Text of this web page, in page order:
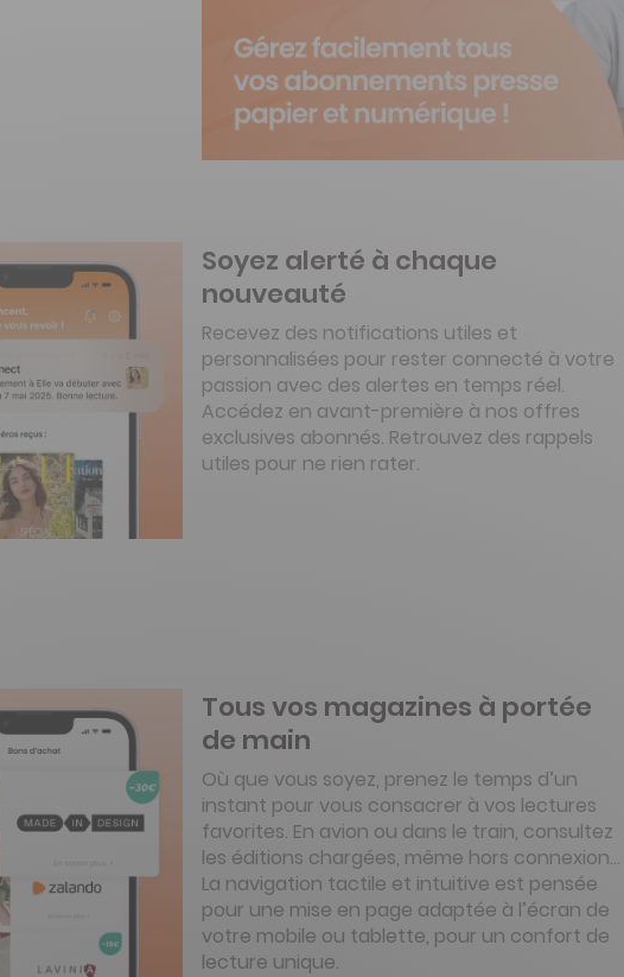
Soyez alerté à chaque
nouveauté
Recevez des notifications utiles et
personnalisées pour rester connecté à votre
passion avec des alertes en temps réel.
Accédez en avant-première à nos offres
exclusives abonnés. Retrouvez des rappels
utiles pour ne rien rater.
Tous vos magazines à portée
de main
Où que vous soyez, prenez le temps d’un
instant pour vous consacrer à vos lectures
favorites. En avion ou dans le train, consultez
les éditions chargées, même hors connexion…
La navigation tactile et intuitive est pensée
pour une mise en page adaptée à l’écran de
votre mobile ou tablette, pour un confort de
lecture unique.